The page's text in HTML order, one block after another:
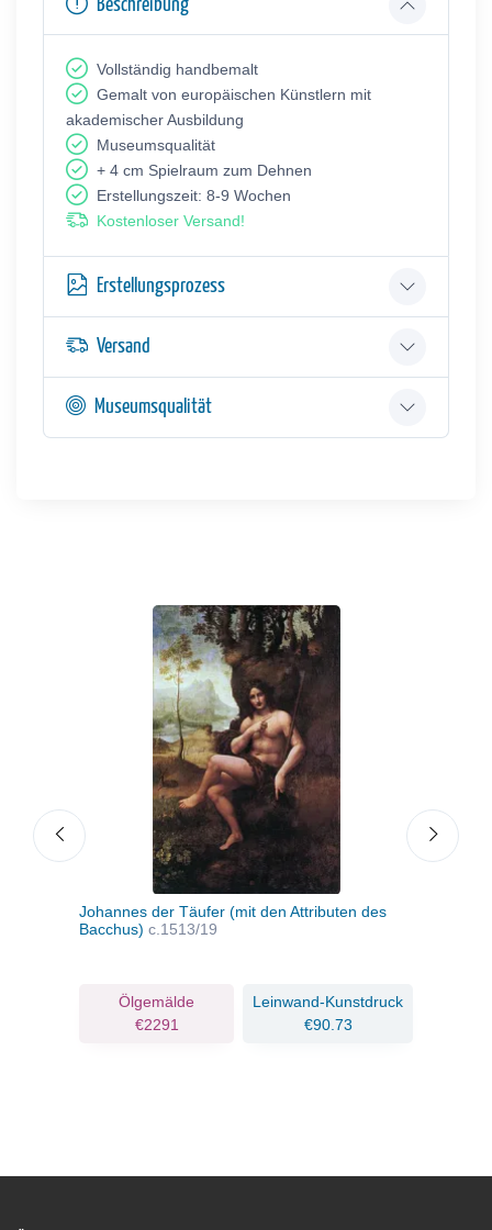
Beschreibung
Vollständig handbemalt
Gemalt von europäischen Künstlern mit
akademischer Ausbildung
Museumsqualität
+ 4 cm Spielraum zum Dehnen
Erstellungszeit: 8-9 Wochen
Kostenloser Versand!
Erstellungsprozess
Versand
Museumsqualität
Johannes der Täufer (mit den Attributen des
Bacchus) c.1513/19
Ölgemälde
€2291
Leinwand-Kunstdruck
€90.73